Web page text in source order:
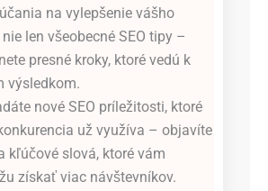
na vylepšenie vášho
len všeobecné SEO tipy –
presné kroky, ktoré vedú k
výsledkom.
nové SEO príležitosti, ktoré
už využíva – objavíte
kľúčové slová, ktoré vám
získať viac návštevníkov.